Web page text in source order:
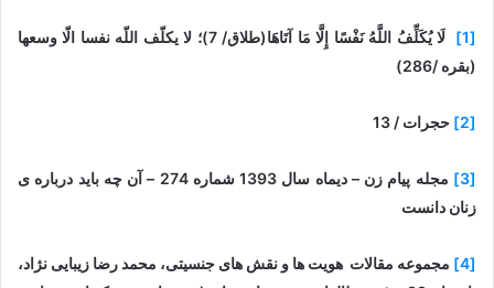
[1]
لَا يُكَلِّفُ اللَّهُ نَفْسًا إِلَّا مَا آتَاهَا(طلاق/ 7)؛ لا یکلّف اللّه نفسا الّا وسعها
(بقره /286)
[2] حجرات / 13
[3]
مجله پیام زن – دیماه سال 1393 شماره 274 – آن چه باید درباره ی
زنان دانست
[4]
مجموعه مقالات هویت ها و نقش های جنسیتی، محمد رضا زیبایی نژاد،